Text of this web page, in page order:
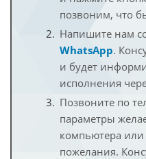
позвоним, что
Напишите нам
WhatsApp.
и будет
исполнения
Позвоните по
параметры
компьютера
пожелания.